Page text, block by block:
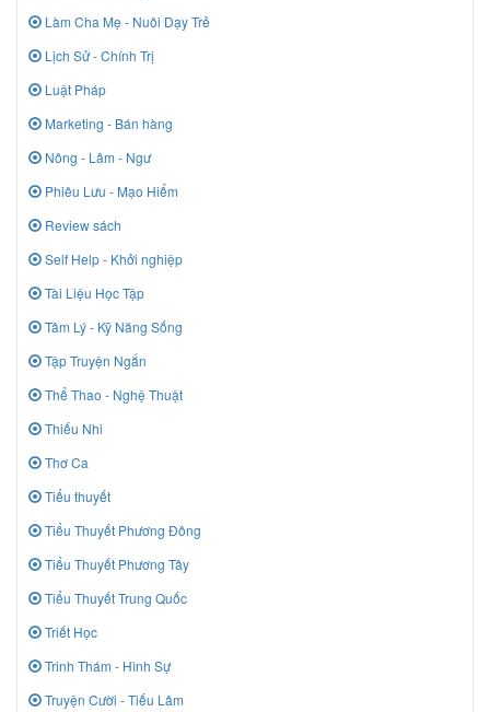
Làm Cha Mẹ - Nuôi Dạy Trẻ
Lịch Sử - Chính Trị
Luật Pháp
Marketing - Bán hàng
Nông - Lâm - Ngư
Phiêu Lưu - Mạo Hiểm
Review sách
Self Help - Khởi nghiệp
Tài Liệu Học Tập
Tâm Lý - Kỹ Năng Sống
Tập Truyện Ngắn
Thể Thao - Nghệ Thuật
Thiếu Nhi
Thơ Ca
Tiểu thuyết
Tiểu Thuyết Phương Đông
Tiểu Thuyết Phương Tây
Tiểu Thuyết Trung Quốc
Triết Học
Trinh Thám - Hình Sự
Truyện Cười - Tiếu Lâm